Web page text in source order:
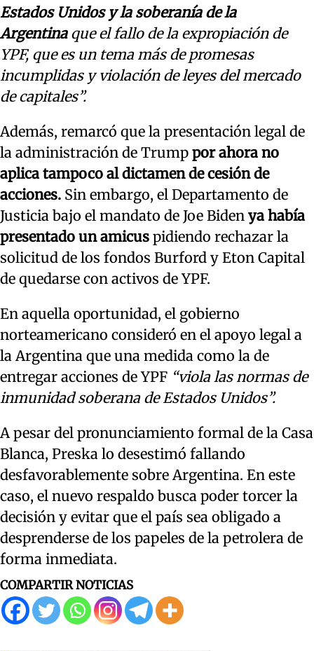
Estados Unidos y la soberanía de la
Argentina que el fallo de la expropiación de
YPF, que es un tema más de promesas
incumplidas y violación de leyes del mercado
de capitales”.
Además, remarcó que la presentación legal de
la administración de Trump por ahora no
aplica tampoco al dictamen de cesión de
acciones. Sin embargo, el Departamento de
Justicia bajo el mandato de Joe Biden ya había
presentado un amicus pidiendo rechazar la
solicitud de los fondos Burford y Eton Capital
de quedarse con activos de YPF.
En aquella oportunidad, el gobierno
norteamericano consideró en el apoyo legal a
la Argentina que una medida como la de
entregar acciones de YPF “viola las normas de
inmunidad soberana de Estados Unidos”.
A pesar del pronunciamiento formal de la Casa
Blanca, Preska lo desestimó fallando
desfavorablemente sobre Argentina. En este
caso, el nuevo respaldo busca poder torcer la
decisión y evitar que el país sea obligado a
desprenderse de los papeles de la petrolera de
forma inmediata.
COMPARTIR NOTICIAS